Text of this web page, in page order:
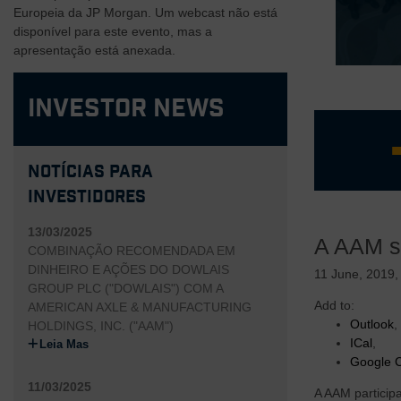
Europeia da JP Morgan. Um webcast não está
disponível para este evento, mas a
apresentação está anexada.
Investor News
Notícias para
Investidores
13/03/2025
COMBINAÇÃO RECOMENDADA EM
DINHEIRO E AÇÕES DO DOWLAIS
GROUP PLC ("DOWLAIS") COM A
AMERICAN AXLE & MANUFACTURING
HOLDINGS, INC. ("AAM")
Leia Mas
11/03/2025
clientes
A AAM
11 June, 2019,
Add to:
Outlook
ICal
Google
A AAM